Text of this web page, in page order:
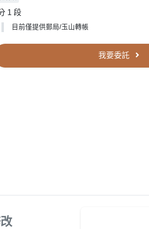
1 段
目前僅提供郵局/玉山轉帳
我要委託